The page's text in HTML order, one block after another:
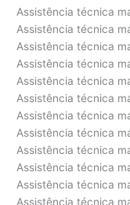
Assistência técnica
Assistência técnica
Assistência técnica
Assistência técnica
Assistência técnica
Assistência técnica
Assistência técnica
Assistência técnica
Assistência técnica
Assistência técnica
Assistência técnica
Assistência técnica